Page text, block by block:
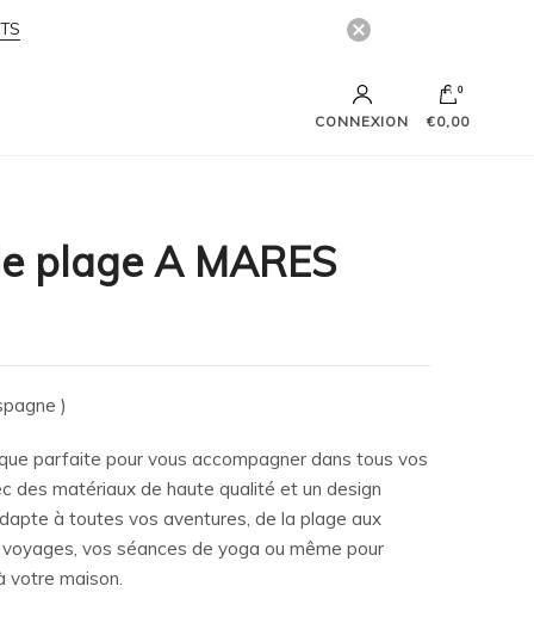
CONNEXION
0
€0,00
plage A MARES
)
parfaite pour vous accompagner dans tous vos
des matériaux de haute qualité et un design
à toutes vos aventures, de la plage aux
vos séances de yoga ou même pour
votre maison.